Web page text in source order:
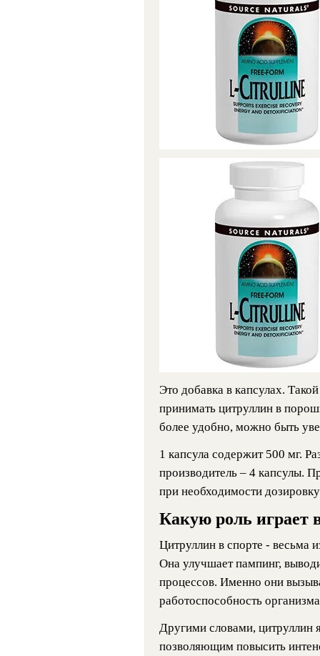
Это добавка в капсулах.
принимать цитруллин в
более удобно, можно быть
1 капсула содержит 500 мг.
производитель – 4 капсулы.
при необходимости
Какую роль играет
Цитруллин в спорте - весьма
Она улучшает пампинг,
процессов. Именно они
работоспособность
Другими словами, цитруллин
позволяющим повысить